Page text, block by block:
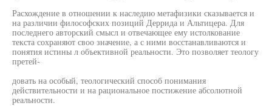
Расхождение в отношении к наследию метафизики сказывается и
на различии философских позиций Деррида и Альтицера. Для
последнего авторский смысл и отвечающее ему истолкование
текста сохраняют своо значение, а с ними восстанавливаются и
понятия истины л объективной реальности. Это позволяет теологу
претей-
довать на особый, теологический способ понимания
действительности и на рациональное постижение абсолютной
реальности.